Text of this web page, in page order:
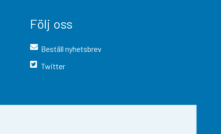
Följ oss
Beställ nyhetsbrev
Twitter